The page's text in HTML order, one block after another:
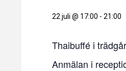
22 juli @ 17:00 - 21:00
Thaibuffé i
Anmälan i